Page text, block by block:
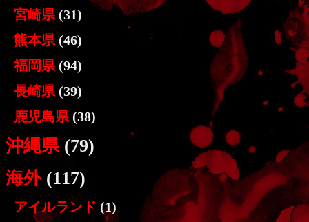
宮崎県 (31)
熊本県 (46)
福岡県 (94)
長崎県 (39)
鹿児島県 (38)
沖縄県(79)
海外(117)
アイルランド (1)